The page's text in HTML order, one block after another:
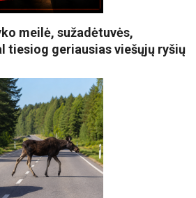
meilė, sužadėtuvės,
tiesiog geriausias viešųjų ryšių